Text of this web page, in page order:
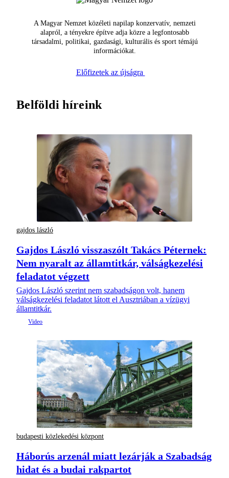
A Magyar Nemzet közéleti napilap konzervatív, nemzeti
alapról, a tényekre építve adja közre a legfontosabb
társadalmi, politikai, gazdasági, kulturális és sport témájú
információkat.
Előfizetek az újságra
Belföldi híreink
gajdos lászló
Gajdos László visszaszólt Takács Péternek:
Nem nyaralt az államtitkár, válságkezelési
feladatot végzett
Gajdos László szerint nem szabadságon volt, hanem
válságkezelési feladatot látott el Ausztriában a vízügyi
államtitkár.
budapesti közlekedési központ
Háborús arzenál miatt lezárják a Szabadság
hidat és a budai rakpartot